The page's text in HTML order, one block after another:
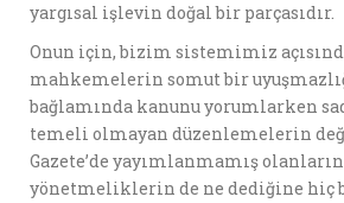
yargısal işlevin doğal bir parçasıdır.
Onun için, bizim sistemimiz
mahkemelerin somut bir
bağlamında kanunu yorumlarken
temeli olmayan düzenlemelerin
Gazete’de yayımlanmamış
yönetmeliklerin de ne dediğine hiç